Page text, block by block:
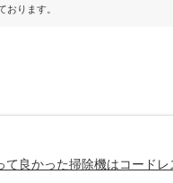
おります。
て良かった掃除機はコードレ